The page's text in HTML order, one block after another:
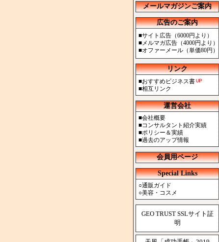
メールマガジンご案内
広告のご案内
■サイト広告（6000円より）
■メルマガ広告（4000円より）
■オファーメール（単価80円）
リンク
■おすすめビジネス書
■相互リンク
運営会社
■会社概要
■コンサルタント紹介実績
■ポリシー＆実績
■過去のアップ情報
会員用ページ
Special Links
○通販ガイド
○美容・コスメ
GEO TRUST SSLサイト証
明